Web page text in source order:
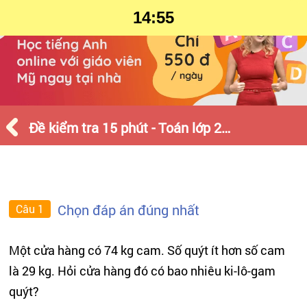
Đề kiểm tra 15 phút - Toán lớp 2 - Tháng 1 - Số 1
14:55
Câu 1 Chọn đáp án đúng nhất
Một cửa hàng có 74 kg cam. Số quýt ít hơn số cam
là 29 kg. Hỏi cửa hàng đó có bao nhiêu ki-lô-gam
quýt?